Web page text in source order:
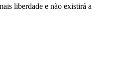
liberdade e não existirá a